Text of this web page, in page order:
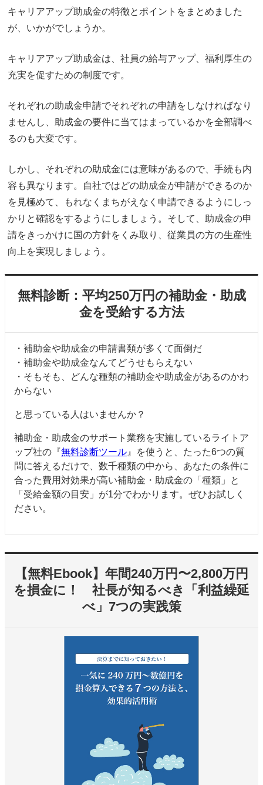
キャリアアップ助成金の特徴とポイントをまとめました
が、いかがでしょうか。
キャリアアップ助成金は、社員の給与アップ、福利厚生の
充実を促すための制度です。
それぞれの助成金申請でそれぞれの申請をしなければなり
ませんし、助成金の要件に当てはまっているかを全部調べ
るのも大変です。
しかし、それぞれの助成金には意味があるので、手続も内
容も異なります。自社ではどの助成金が申請ができるのか
を見極めて、もれなくまちがえなく申請できるようにしっ
かりと確認をするようにしましょう。そして、助成金の申
請をきっかけに国の方針をくみ取り、従業員の方の生産性
向上を実現しましょう。
無料診断：平均250万円の補助金・助成
金を受給する方法
・補助金や助成金の申請書類が多くて面倒だ
・補助金や助成金なんてどうせもらえない
・そもそも、どんな種類の補助金や助成金があるのかわ
からない
と思っている人はいませんか？
補助金・助成金のサポート業務を実施しているライトア
ップ社の『無料診断ツール 』を使うと、たった6つの質
問に答えるだけで、数千種類の中から、あなたの条件に
合った費用対効果が高い補助金・助成金の「種類」と
「受給金額の目安」が1分でわかります。ぜひお試しく
ださい。
【無料Ebook】年間240万円〜2,800万円
を損金に！ 社長が知るべき「利益繰延
べ」7つの実践策